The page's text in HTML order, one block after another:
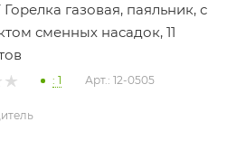
Горелка газовая, паяльник, с
сменных насадок, 11
: 1 Арт.: 12-0505